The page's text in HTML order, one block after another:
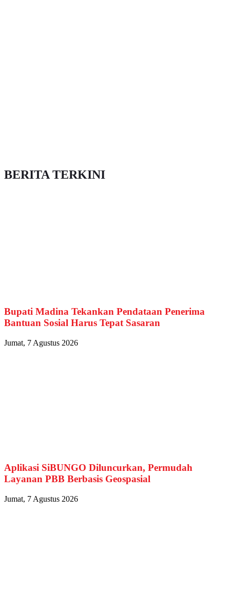
BERITA TERKINI
Bupati Madina Tekankan Pendataan Penerima
Bantuan Sosial Harus Tepat Sasaran
Jumat, 7 Agustus 2026
Aplikasi SiBUNGO Diluncurkan, Permudah
Layanan PBB Berbasis Geospasial
Jumat, 7 Agustus 2026